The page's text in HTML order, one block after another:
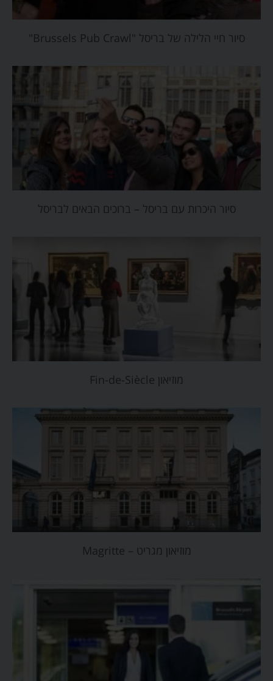
סיור חיי הלילה של בריסל "Brussels Pub Crawl"
סיור היכרות עם בריסל – ברוכים הבאים לבריסל
מוזיאון Fin-de-Siècle
מוזיאון מגריט – Magritte